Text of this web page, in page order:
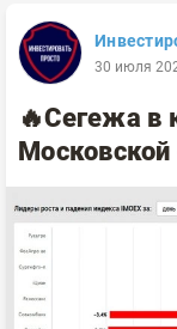
30 июля
🔥Сегежа в